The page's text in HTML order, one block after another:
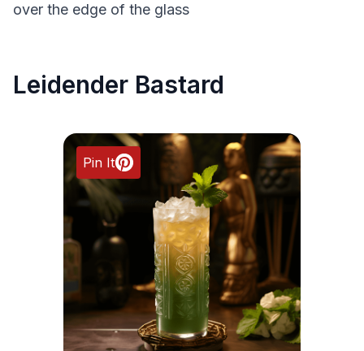
over the edge of the glass
Leidender Bastard
Pin It